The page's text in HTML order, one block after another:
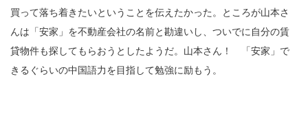
買って落ち着きたいということを伝えたかった。ところが山本さ
んは「安家」を不動産会社の名前と勘違いし、ついでに自分の賃
貸物件も探してもらおうとしたようだ。山本さん！ 「安家」で
きるぐらいの中国語力を目指して勉強に励もう。